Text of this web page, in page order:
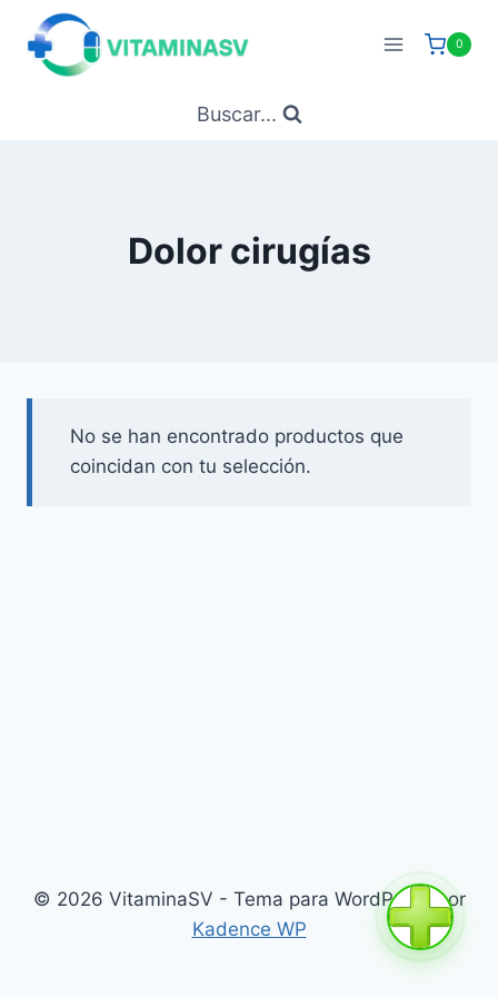
Saltar
contenido
0
Buscar...
Dolor cirugías
No se han encontrado productos que
coincidan con tu selección.
© 2026 VitaminaSV - Tema para WordPress por
Kadence WP